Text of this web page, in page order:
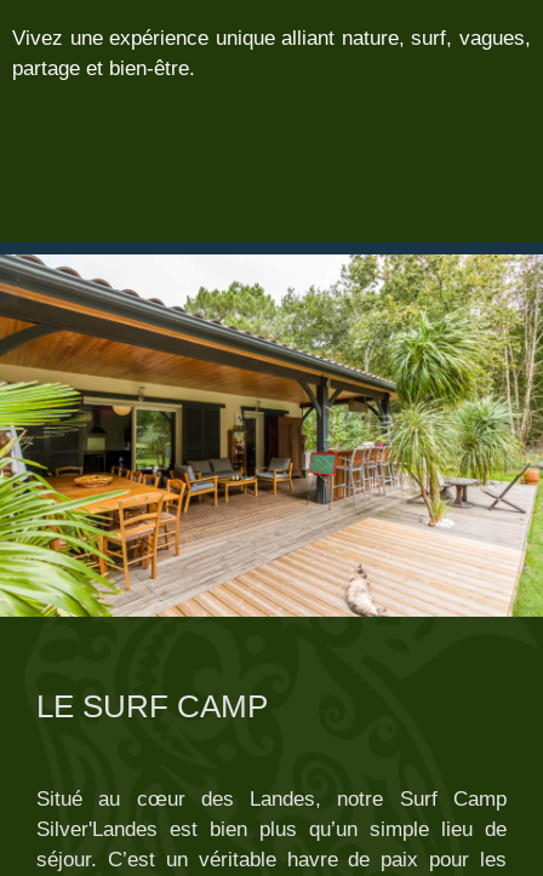
Vivez une expérience unique alliant nature, surf, vagues,
partage et bien-être.
LE SURF CAMP
Situé au cœur des Landes, notre Surf Camp
Silver'Landes est bien plus qu’un simple lieu de
séjour. C’est un véritable havre de paix pour les